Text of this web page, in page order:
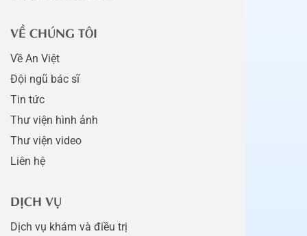
VỀ CHÚNG TÔI
Về An Việt
Đội ngũ bác sĩ
Tin tức
Thư viện hình ảnh
Thư viện video
Liên hệ
DỊCH VỤ
Dịch vụ khám và điều trị